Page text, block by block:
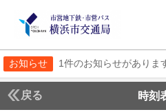
お知らせ 1件のお知らせがありま
戻る 時刻